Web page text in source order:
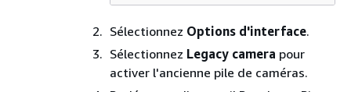
Sélectionnez Options d'interface.
Sélectionnez Legacy camera pour
activer l'ancienne pile de caméras.